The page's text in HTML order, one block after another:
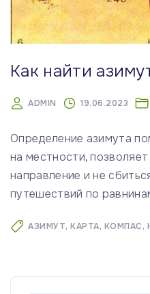
Как найти
ADMIN 19.06.2023
Определение азимута
на местности,
направление и не
путешествий по
АЗИМУТ КАРТА КОМПАС